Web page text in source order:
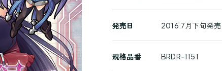
発売日 2016.7月下旬発売
規格品番 BRDR-1151